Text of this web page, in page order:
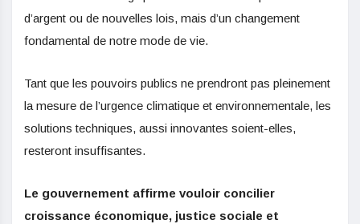
d’argent ou de nouvelles lois, mais d’un changement
fondamental de notre mode de vie.
Tant que les pouvoirs publics ne prendront pas pleinement
la mesure de l’urgence climatique et environnementale, les
solutions techniques, aussi innovantes soient-elles,
resteront insuffisantes.
Le gouvernement affirme vouloir concilier
croissance économique, justice sociale et